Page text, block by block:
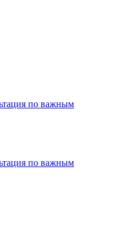
по важным
по важным